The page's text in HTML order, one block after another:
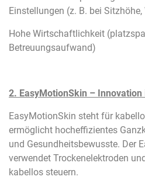
Einstellungen (z. B. bei
Hohe Wirtschaftlichkeit
Betreuungsaufwand)
2. EasyMotionSkin – Innovation
EasyMotionSkin steht für
ermöglicht hocheffizientes
und Gesundheitsbewusste. Der
verwendet Trockenelektroden
kabellos steuern.